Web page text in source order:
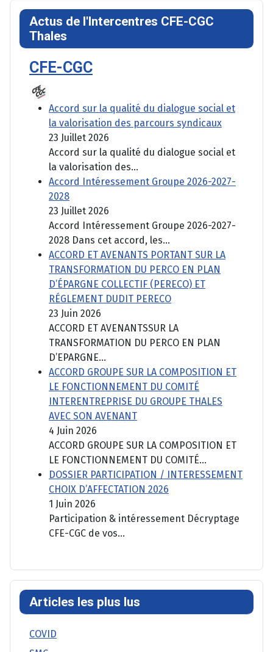
Actus de l'Intercentres CFE-CGC
Thales
CFE-CGC
Accord sur la qualité du dialogue social et
la valorisation des parcours syndicaux
23 Juillet 2026
Accord sur la qualité du dialogue social et
la valorisation des...
Accord Intéressement Groupe 2026-2027-
2028
23 Juillet 2026
Accord Intéressement Groupe 2026-2027-
2028 Dans cet accord, les...
ACCORD ET AVENANTS PORTANT SUR LA
TRANSFORMATION DU PERCO EN PLAN
D’ÉPARGNE COLLECTIF (PERECO) ET
RÉGLEMENT DUDIT PERECO
23 Juin 2026
ACCORD ET AVENANTSSUR LA
TRANSFORMATION DU PERCO EN PLAN
D’EPARGNE...
ACCORD GROUPE SUR LA COMPOSITION ET
LE FONCTIONNEMENT DU COMITÉ
INTERENTREPRISE DU GROUPE THALES
AVEC SON AVENANT
4 Juin 2026
ACCORD GROUPE SUR LA COMPOSITION ET
LE FONCTIONNEMENT DU COMITÉ...
DOSSIER PARTICIPATION / INTERESSEMENT
CHOIX D’AFFECTATION 2026
1 Juin 2026
Participation & intéressement Décryptage
CFE-CGC de vos...
Articles les plus lus
COVID